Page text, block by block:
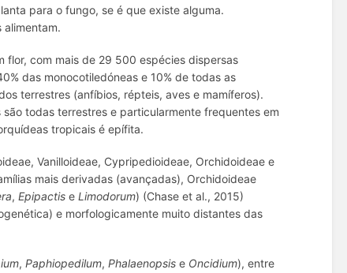
para o fungo, se é que existe alguma.
flor, com mais de 29 500 espécies dispersas
das monocotiledóneas e 10% de todas as
terrestres (anfíbios, répteis, aves e mamíferos).
todas terrestres e particularmente frequentes em
tropicais é epífita.
Vanilloideae, Cypripedioideae, Orchidoideae e
mais derivadas (avançadas), Orchidoideae
,Epipactis eLimodorum) (Chase et al., 2015)
e morfologicamente muito distantes das
,Paphiopedilum,Phalaenopsis e Oncidium), entre